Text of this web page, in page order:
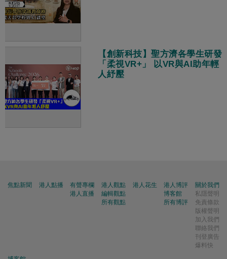
【創新科技】聖方濟各學生研發
「柔視VR+」 以VR與AI助年輕
人紓壓
焦點新聞 港人點播
有聲專欄
港人直播
港人觀點
編輯觀點
所有觀點
港人花生
港人博評
博客館
所有博評
關於我們
私隱聲明
免責條款
版權聲明
加入我們
聯絡我們
刊登廣告
爆料快